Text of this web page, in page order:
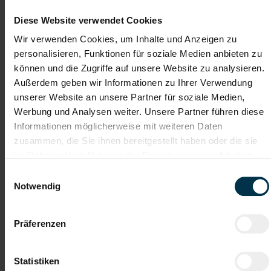
Diese Website verwendet Cookies
Wir verwenden Cookies, um Inhalte und Anzeigen zu
personalisieren, Funktionen für soziale Medien anbieten zu
können und die Zugriffe auf unsere Website zu analysieren.
Außerdem geben wir Informationen zu Ihrer Verwendung
unserer Website an unsere Partner für soziale Medien,
Werbung und Analysen weiter. Unsere Partner führen diese
Informationen möglicherweise mit weiteren Daten
zusammen, die Sie ihnen bereitgestellt haben oder die sie
Notwendig
Präferenzen
Statistiken
Aufbau, Verkabelung und Inbetriebnahme von
Holzbearbeitungsmaschinen nach Plan
Gratis Parkplatz Weiterbildung
Kantine/
Unbefristetes
Vollzeitarbeitsplatz
Worauf wartest du? Zeig uns dein Talent und bewirb